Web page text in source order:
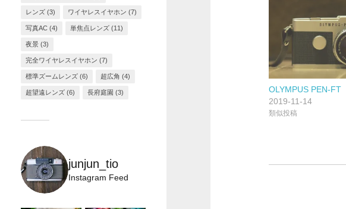
レンズ (3) ワイヤレスイヤホン (7)
写真AC (4) 単焦点レンズ (11)
夜景 (3)
完全ワイヤレスイヤホン (7)
標準ズームレンズ (6) 超広角 (4)
超望遠レンズ (6) 長府庭園 (3)
junjun_tio
Instagram Feed
OLYMPUS PEN-FT
2019-11-14
類似投稿